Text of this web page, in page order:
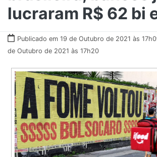
lucraram R$ 62 bi
Publicado em 19 de Outubro de 2021 às
de Outubro de 2021 às 17h20